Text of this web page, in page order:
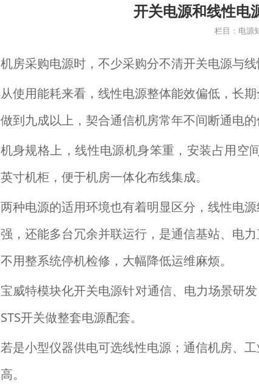
开关电源和线性电
栏目：电源
机房采购电源时，不少采购分不清开关电源与
从使用能耗来看，线性电源整体能效偏低，长
做到九成以上，契合通信机房常年不间断通电的
机身规格上，线性电源机身笨重，安装占用空
英寸机柜，便于机房一体化布线集成。
两种电源的适用环境也有着明显区分，线性电
强，还能多台冗余并联运行，是通信基站、电
不用整系统停机检修，大幅降低运维麻烦。
宝威特模块化开关电源针对通信、电力场景研
STS开关做整套电源配套。
若是小型仪器供电可选线性电源；通信机房、
高。